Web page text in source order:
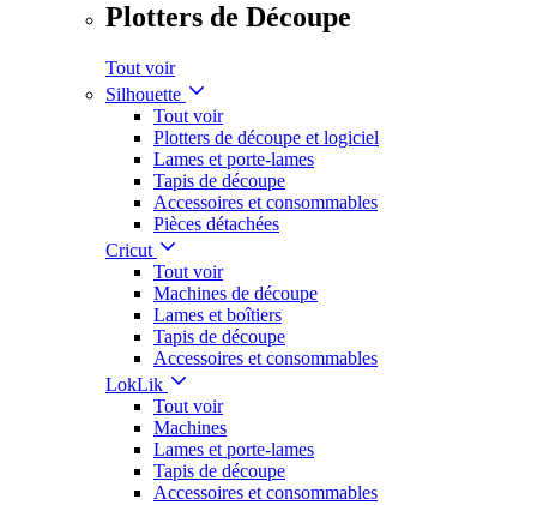
Plotters de Découpe
Tout voir
Silhouette
Tout voir
Plotters de découpe et logiciel
Lames et porte-lames
Tapis de découpe
Accessoires et consommables
Pièces détachées
Cricut
Tout voir
Machines de découpe
Lames et boîtiers
Tapis de découpe
Accessoires et consommables
LokLik
Tout voir
Machines
Lames et porte-lames
Tapis de découpe
Accessoires et consommables